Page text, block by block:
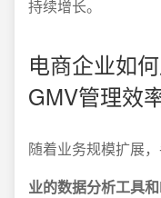
持续增长。
电商企业如
GMV管理效
随着业务规模扩展
业的数据分析工具